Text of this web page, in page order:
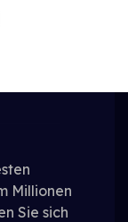
Millionen
Sie sich